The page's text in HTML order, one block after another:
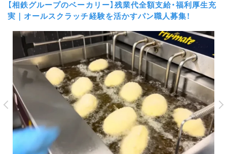
【相鉄グループのベーカリー】残業代全額支給・福利厚生充
実｜オールスクラッチ経験を活かすパン職人募集！